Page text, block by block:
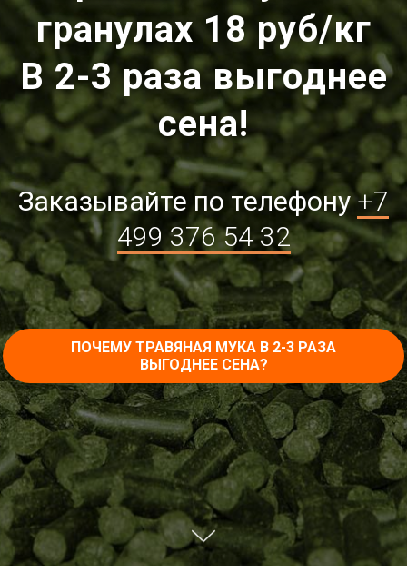
гранулах 18 руб/кг
В 2-3 раза выгоднее
сена!
Заказывайте по телефону+7
499 376 54 32
ПОЧЕМУ ТРАВЯНАЯ МУКА В 2-3 РАЗА
ВЫГОДНЕЕ СЕНА?